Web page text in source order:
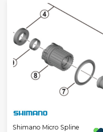
Shimano Micro Spline